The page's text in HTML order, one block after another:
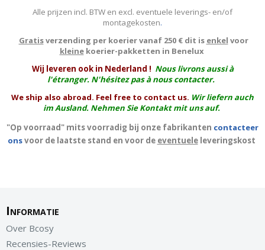
Alle prijzen incl. BTW en excl. eventuele leverings- en/of
montagekosten.
Gratisverzending per koerier vanaf 250 € dit is enkel voor
kleinekoerier-pakketten in Benelux
Wij leveren ook in Nederland ! Nous livrons aussi à
l'étranger. N'hésitez pas à nous contacter.
We ship also abroad. Feel free to contact us. Wir liefern auch
im Ausland. Nehmen Sie Kontakt mit uns auf.
"Op voorraad" mits voorradig bij onze fabrikanten contacteer
onsvoor de laatste stand en voor de eventueleleveringskost
Informatie
Over Bcosy
Recensies-Reviews